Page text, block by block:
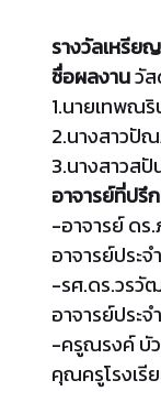
รางวัลเหรีย
ชื่อผลงานวั
1.นายเทพณ
2.นางสาวปัณ
3.นางสาวส
อาจารย์ที่ปรึ
-อาจารย์ ดร
อาจารย์ประ
-รศ.ดร.วรวั
อาจารย์ประ
-ครูณรงค์ บัว
คุณครูโรงเ